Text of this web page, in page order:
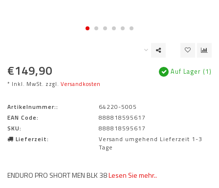
€149,90
* Inkl. MwSt. zzgl. Versandkosten
Auf Lager (1)
Artikelnummer::
64220-5005
EAN Code:
888818595617
SKU:
888818595617
Lieferzeit:
Versand umgehend Lieferzeit 1-3
Tage
ENDURO PRO SHORT MEN BLK 38Lesen Sie mehr..